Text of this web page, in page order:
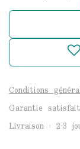
Conditions
Garantie
Livraison : 2-3